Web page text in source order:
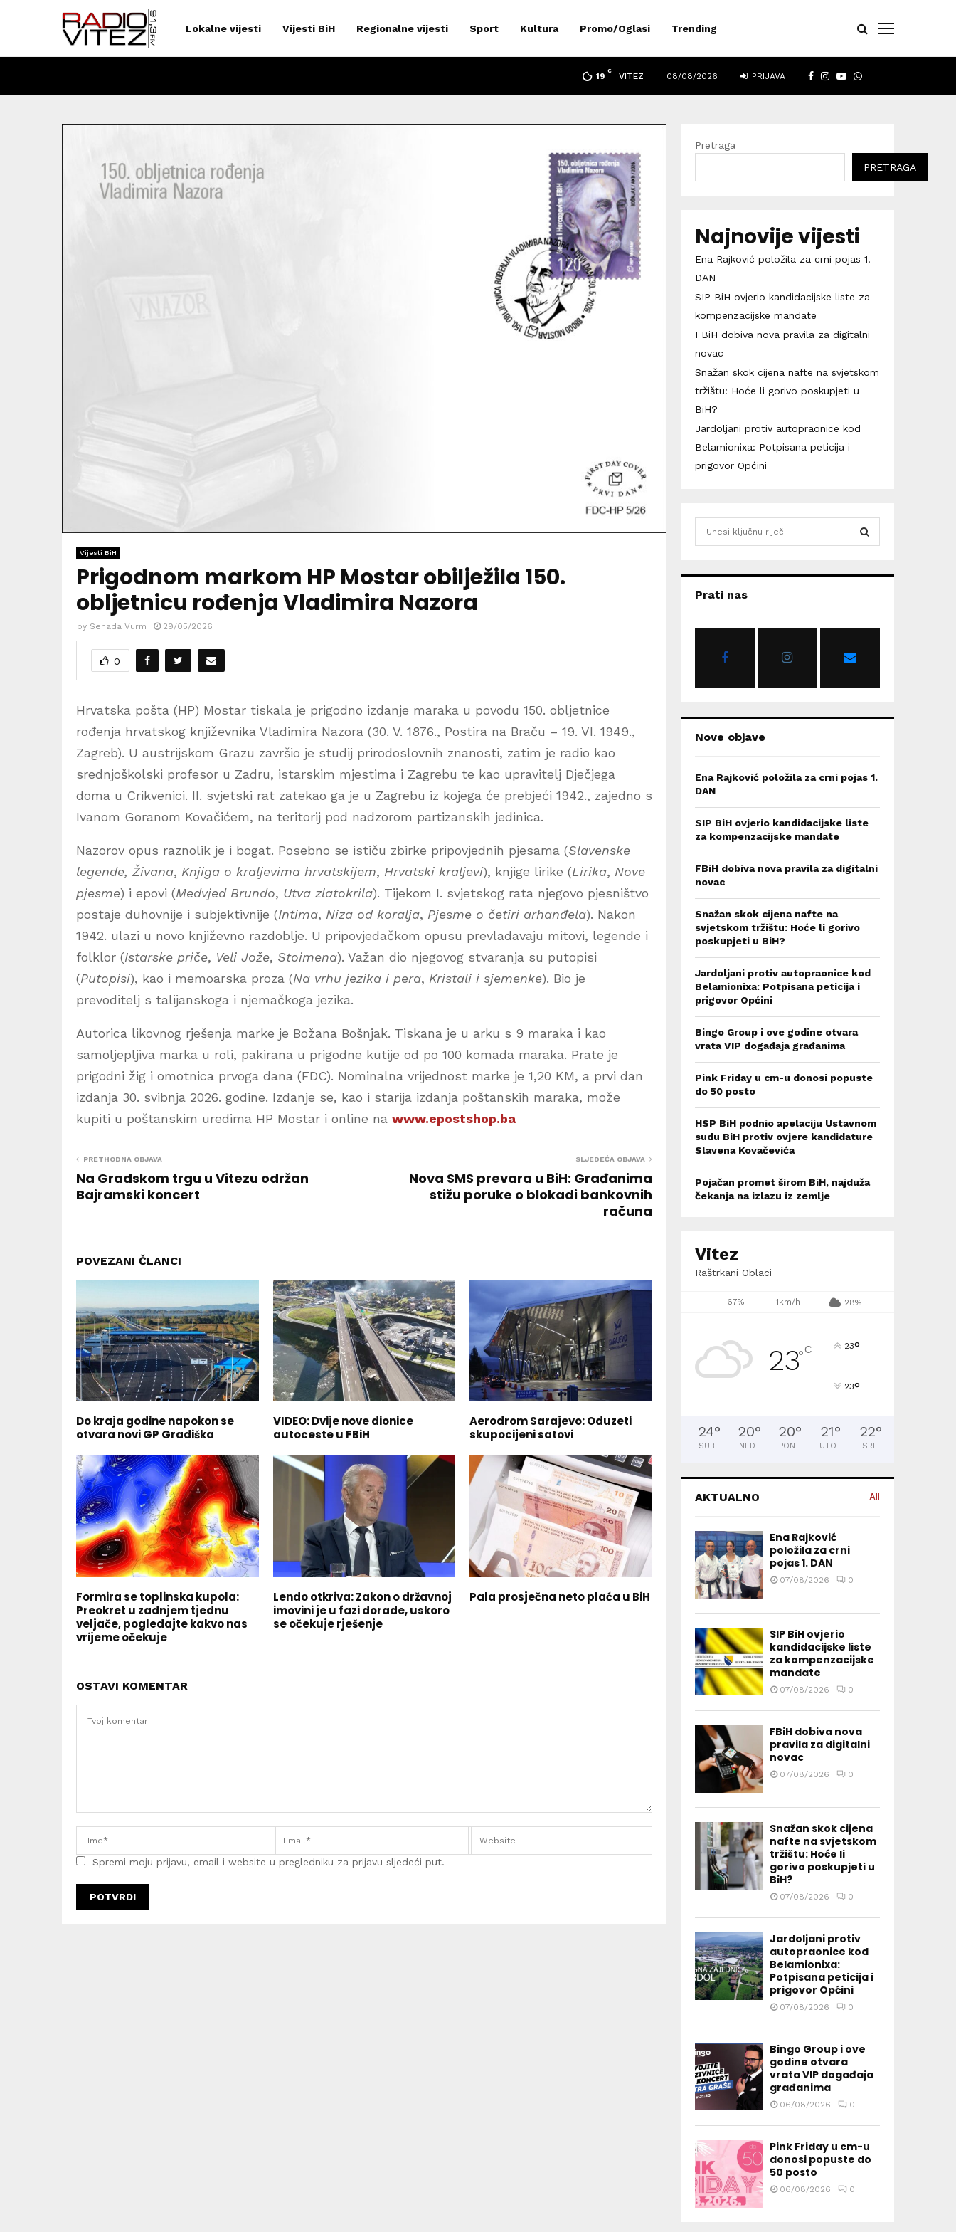
Lokalne vijesti Vijesti BiH Regionalne vijesti Sport Kultura Promo/Oglasi Trending
FACEBOOK
INSTAGRAM
YOUTUBE
WHATSAPP
19
C
VITEZ 08/08/2026 PRIJAVA
Vijesti BiH
Prigodnom markom HP Mostar obilježila 150.
obljetnicu rođenja Vladimira Nazora
by Senada Vurm 29/05/2026
0
Hrvatska pošta (HP) Mostar tiskala je prigodno izdanje maraka u povodu 150. obljetnice
rođenja hrvatskog književnika Vladimira Nazora (30. V. 1876., Postira na Braču – 19. VI. 1949.,
Zagreb). U austrijskom Grazu završio je studij prirodoslovnih znanosti, zatim je radio kao
srednjoškolski profesor u Zadru, istarskim mjestima i Zagrebu te kao upravitelj Dječjega
doma u Crikvenici. II. svjetski rat zatekao ga je u Zagrebu iz kojega će prebjeći 1942., zajedno s
Ivanom Goranom Kovačićem, na teritorij pod nadzorom partizanskih jedinica.
Nazorov opus raznolik je i bogat. Posebno se ističu zbirke pripovjednih pjesama (Slavenske
legende, Živana, Knjiga o kraljevima hrvatskijem, Hrvatski kraljevi), knjige lirike (Lirika, Nove
pjesme) i epovi (Medvjed Brundo, Utva zlatokrila). Tijekom I. svjetskog rata njegovo pjesništvo
postaje duhovnije i subjektivnije (Intima, Niza od koralja, Pjesme o četiri arhanđela). Nakon
1942. ulazi u novo književno razdoblje. U pripovjedačkom opusu prevladavaju mitovi, legende i
folklor (Istarske priče, Veli Jože, Stoimena). Važan dio njegovog stvaranja su putopisi
(Putopisi), kao i memoarska proza (Na vrhu jezika i pera, Kristali i sjemenke). Bio je
prevoditelj s talijanskoga i njemačkoga jezika.
Autorica likovnog rješenja marke je Božana Bošnjak. Tiskana je u arku s 9 maraka i kao
samoljepljiva marka u roli, pakirana u prigodne kutije od po 100 komada maraka. Prate je
prigodni žig i omotnica prvoga dana (FDC). Nominalna vrijednost marke je 1,20 KM, a prvi dan
izdanja 30. svibnja 2026. godine. Izdanje se, kao i starija izdanja poštanskih maraka, može
kupiti u poštanskim uredima HP Mostar i online na www.epostshop.ba
PRETHODNA OBJAVA
Na Gradskom trgu u Vitezu održan
Bajramski koncert
SLJEDEĆA OBJAVA
Nova SMS prevara u BiH: Građanima
stižu poruke o blokadi bankovnih
računa
POVEZANI ČLANCI
Do kraja godine napokon se
otvara novi GP Gradiška
VIDEO: Dvije nove dionice
autoceste u FBiH
Aerodrom Sarajevo: Oduzeti
skupocijeni satovi
Formira se toplinska kupola:
Preokret u zadnjem tjednu
veljače, pogledajte kakvo nas
vrijeme očekuje
Lendo otkriva: Zakon o državnoj
imovini je u fazi dorade, uskoro
se očekuje rješenje
Pala prosječna neto plaća u BiH
OSTAVI KOMENTAR
Spremi moju prijavu, email i website u pregledniku za prijavu sljedeći put.
Pretraga
PRETRAGA
Najnovije vijesti
Ena Rajković položila za crni pojas 1.
DAN
SIP BiH ovjerio kandidacijske liste za
kompenzacijske mandate
FBiH dobiva nova pravila za digitalni
novac
Snažan skok cijena nafte na svjetskom
tržištu: Hoće li gorivo poskupjeti u
BiH?
Jardoljani protiv autopraonice kod
Belamionixa: Potpisana peticija i
prigovor Općini
h
o
Prati nas
Nove objave
Ena Rajković položila za crni pojas 1.
DAN
SIP BiH ovjerio kandidacijske liste
za kompenzacijske mandate
FBiH dobiva nova pravila za digitalni
novac
Snažan skok cijena nafte na
svjetskom tržištu: Hoće li gorivo
poskupjeti u BiH?
Jardoljani protiv autopraonice kod
Belamionixa: Potpisana peticija i
prigovor Općini
Bingo Group i ove godine otvara
vrata VIP događaja građanima
Pink Friday u cm-u donosi popuste
do 50 posto
HSP BiH podnio apelaciju Ustavnom
sudu BiH protiv ovjere kandidature
Slavena Kovačevića
Pojačan promet širom BiH, najduža
čekanja na izlazu iz zemlje
Vitez
Raštrkani Oblaci
67% 1km/h 28%
23°C 23°
23°
24°
SUB
20°
NED
20°
PON
21°
UTO
22°
SRI
AKTUALNO All
Ena Rajković
položila za crni
pojas 1. DAN
07/08/2026 0
SIP BiH ovjerio
kandidacijske liste
za kompenzacijske
mandate
07/08/2026 0
FBiH dobiva nova
pravila za digitalni
novac
07/08/2026 0
Snažan skok cijena
nafte na svjetskom
tržištu: Hoće li
gorivo poskupjeti u
BiH?
07/08/2026 0
Jardoljani protiv
autopraonice kod
Belamionixa:
Potpisana peticija i
prigovor Općini
07/08/2026 0
Bingo Group i ove
godine otvara
vrata VIP događaja
građanima
06/08/2026 0
Pink Friday u cm-u
donosi popuste do
50 posto
06/08/2026 0